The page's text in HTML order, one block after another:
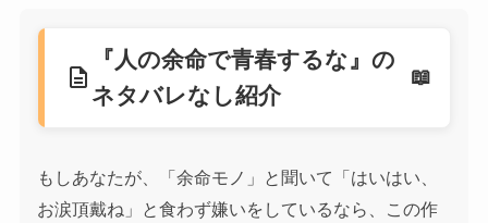
description
『人の余命で青春するな』の
ネタバレなし紹介
もしあなたが、「余命モノ」と聞いて「はいはい、
お涙頂戴ね」と食わず嫌いをしているなら、この作